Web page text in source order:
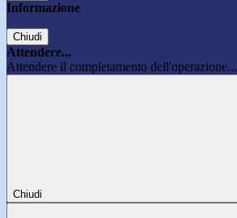
Informazione
Chiudi
Attendere...
Attendere il completamento dell'operazione...
Chiudi